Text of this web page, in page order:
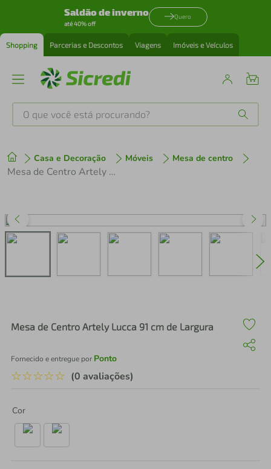
Saldão de inverno
até 40% off
Quero
Shopping Parcerias e Descontos Viagens Imóveis e Veículos
O que você está procurando?
Casa e Decoração Móveis Mesa de centro
Mesa de Centro Artely Lucca 91 cm de Largura
Mesa de Centro Artely Lucca 91 cm de Largura
Fornecido e entregue por Ponto
☆☆☆☆☆ (0 avaliações)
Cor
1º tenis
perfume